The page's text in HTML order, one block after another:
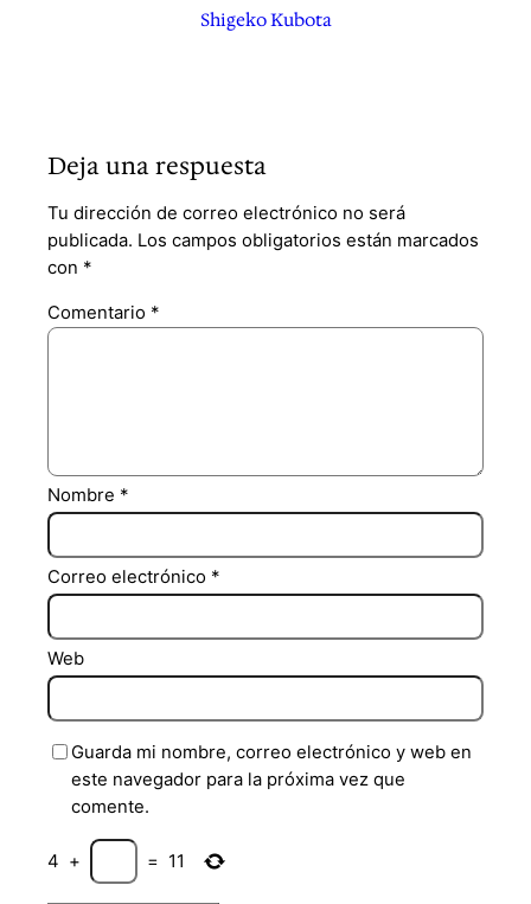
Shigeko Kubota
Deja una respuesta
Tu dirección de correo electrónico no será
publicada. Los campos obligatorios están marcados
con *
Comentario *
Nombre *
Correo electrónico *
Web
Guarda mi nombre, correo electrónico y web en
este navegador para la próxima vez que
comente.
4 + = 11